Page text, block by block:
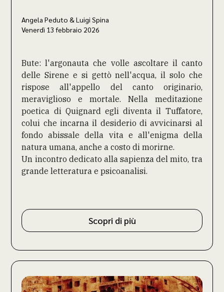
Angela Peduto & Luigi Spina
Venerdì 13 febbraio 2026
Bute: l'argonauta che volle ascoltare il canto
delle Sirene e si gettò nell'acqua, il solo che
rispose all'appello del canto originario,
meraviglioso e mortale. Nella meditazione
poetica di Quignard egli diventa il Tuffatore,
colui che incarna il desiderio di avvicinarsi al
fondo abissale della vita e all'enigma della
natura umana, anche a costo di morirne.
Un incontro dedicato alla sapienza del mito, tra
grande letteratura e psicoanalisi.
Scopri di più